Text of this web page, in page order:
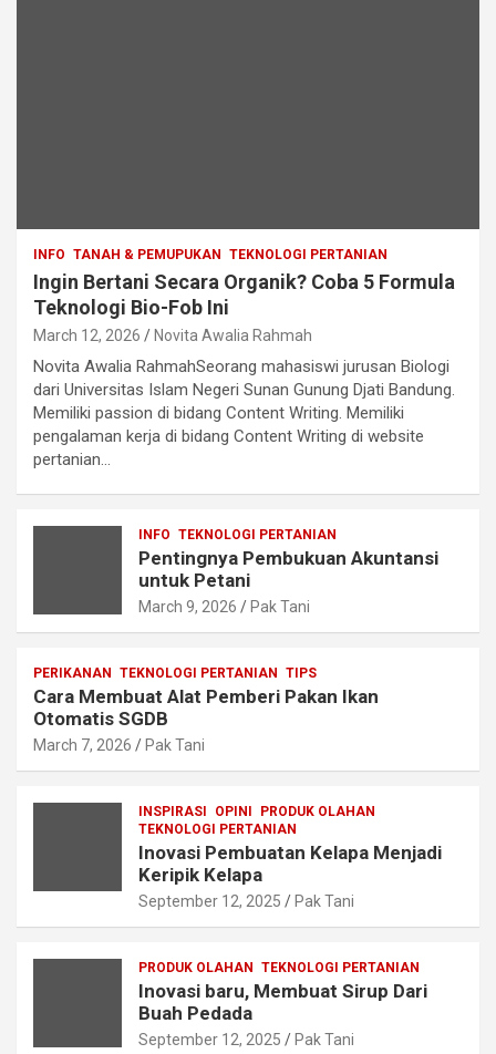
INFO TANAH & PEMUPUKAN TEKNOLOGI PERTANIAN
Ingin Bertani Secara Organik? Coba 5 Formula
Teknologi Bio-Fob Ini
March 12, 2026 Novita Awalia Rahmah
Novita Awalia RahmahSeorang mahasiswi jurusan Biologi
dari Universitas Islam Negeri Sunan Gunung Djati Bandung.
Memiliki passion di bidang Content Writing. Memiliki
pengalaman kerja di bidang Content Writing di website
pertanian…
INFO TEKNOLOGI PERTANIAN
Pentingnya Pembukuan Akuntansi
untuk Petani
March 9, 2026 Pak Tani
PERIKANAN TEKNOLOGI PERTANIAN TIPS
Cara Membuat Alat Pemberi Pakan Ikan
Otomatis SGDB
March 7, 2026 Pak Tani
INSPIRASI OPINI
PRODUK OLAHAN
TEKNOLOGI PERTANIAN
Inovasi Pembuatan Kelapa Menjadi
Keripik Kelapa
September 12, 2025 Pak Tani
PRODUK OLAHAN TEKNOLOGI PERTANIAN
Inovasi baru, Membuat Sirup Dari
Buah Pedada
September 12, 2025 Pak Tani